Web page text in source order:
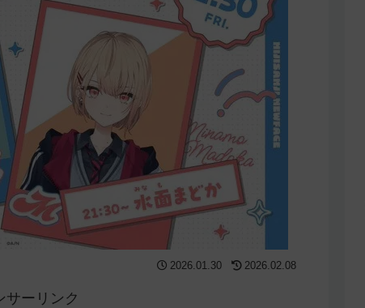
2026.01.30 2026.02.08
サーリンク